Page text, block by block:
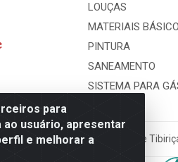
para
usuário, apresentar
e melhorar a
LOUÇAS
MATERIAIS
PINTURA
SANEAMENTO
SISTEMA PARA
de Construção LTDA - Rua Alice